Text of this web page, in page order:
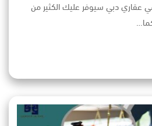
عقاري دبي سيوفر عليك الكثير من